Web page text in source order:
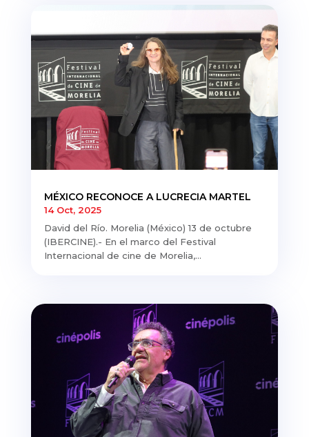
MÉXICO RECONOCE A LUCRECIA MARTEL
14 Oct, 2025
David del Río. Morelia (México) 13 de octubre
(IBERCINE).- En el marco del Festival
Internacional de cine de Morelia,...